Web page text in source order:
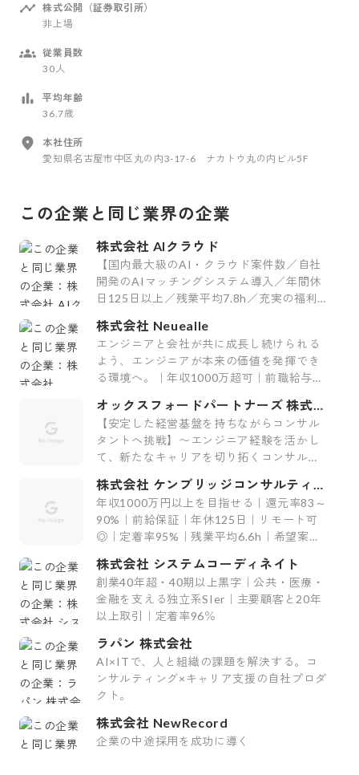
株式公開（証券取引所）
非上場
従業員数
30人
平均年齢
36.7歳
本社住所
愛知県名古屋市中区丸の内3-17-6 ナカトウ丸の内ビル5F
この企業と同じ業界の企業
株式会社 AIクラウド
【国内最大級のAI・クラウド案件数／自社
開発のAIマッチングシステム導入／年間休
日125日以上／残業平均7.8h／充実の福利
株式会社 Neuealle
エンジニアと会社が共に成長し続けられる
よう、エンジニアが本来の価値を発揮でき
る環境へ。｜年収1000万超可｜前職給与保
オックスフォードパートナーズ 株式会
社
【安定した経営基盤を持ちながらコンサル
タントへ挑戦】〜エンジニア経験を活かし
て、新たなキャリアを切り拓くコンサルテ
株式会社 ケンブリッジコンサルティン
グ
年収1000万円以上を目指せる｜還元率83～
90%｜前給保証｜年休125日｜リモート可
◎｜定着率95%｜残業平均6.6h｜希望案件
株式会社 システムコーディネイト
創業40年超・40期以上黒字｜公共・医療・
金融を支える独立系SIer｜主要顧客と20年
以上取引｜定着率96％
ラパン 株式会社
AI×ITで、人と組織の課題を解決する。コ
ンサルティング×キャリア支援の自社プロダ
クト。
株式会社 NewRecord
企業の中途採用を成功に導く